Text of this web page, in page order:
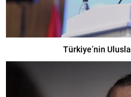
Türkiye’nin